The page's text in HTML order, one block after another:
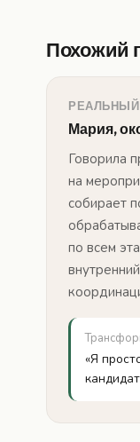
Похожий
РЕАЛЬНЫЙ
Мария,
Говорила
на
собирает
по всем
«Я